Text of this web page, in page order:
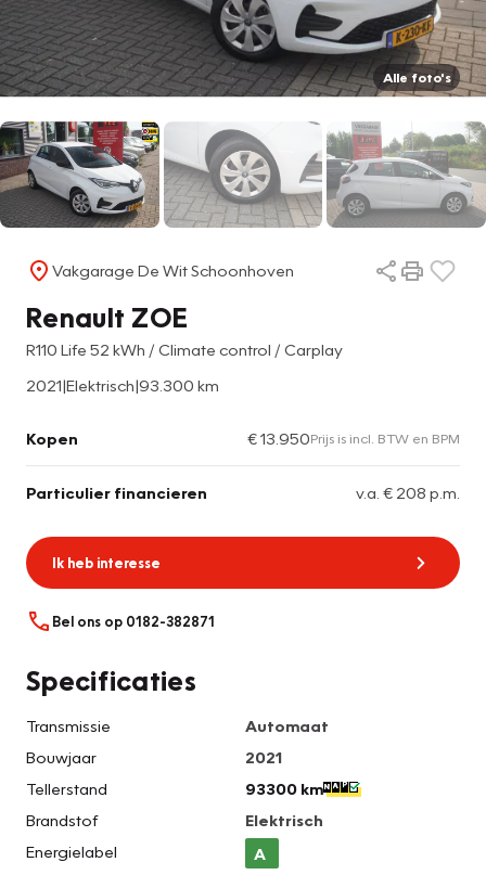
Alle foto's
Vakgarage De Wit Schoonhoven
Renault ZOE
R110 Life 52 kWh / Climate control / Carplay
2021|Elektrisch|93.300 km
Kopen € 13.950Prijs is incl. BTW en BPM
Particulier financieren v.a. € 208 p.m.
Ik heb interesse
Bel ons op 0182-382871
Specificaties
Transmissie
Automaat
Bouwjaar
2021
Tellerstand
93300 km
Brandstof
Elektrisch
Energielabel
A